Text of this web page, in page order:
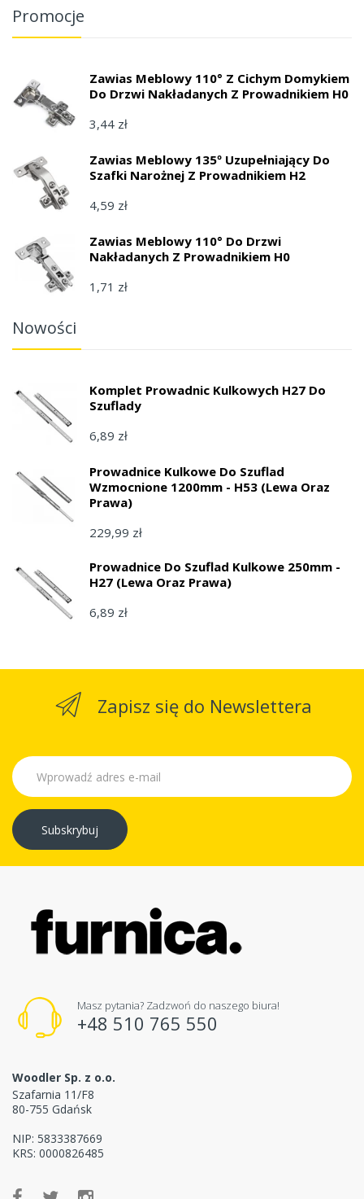
Promocje
Zawias Meblowy 110° Z Cichym Domykiem
Do Drzwi Nakładanych Z Prowadnikiem H0
3,44 zł
Zawias Meblowy 135º Uzupełniający Do
Szafki Narożnej Z Prowadnikiem H2
4,59 zł
Zawias Meblowy 110° Do Drzwi
Nakładanych Z Prowadnikiem H0
1,71 zł
Nowości
Komplet Prowadnic Kulkowych H27 Do
Szuflady
6,89 zł
Prowadnice Kulkowe Do Szuflad
Wzmocnione 1200mm - H53 (lewa Oraz
Prawa)
229,99 zł
Prowadnice Do Szuflad Kulkowe 250mm -
H27 (lewa Oraz Prawa)
6,89 zł
Zapisz się do Newslettera
Subskrybuj
Masz pytania? Zadzwoń do naszego biura!
+48 510 765 550
Woodler Sp. z o.o.
Szafarnia 11/F8
80-755 Gdańsk
NIP: 5833387669
KRS: 0000826485